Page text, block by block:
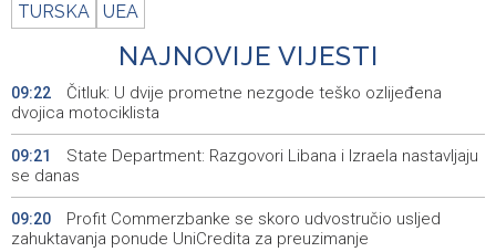
TURSKA UEA
NAJNOVIJE VIJESTI
09:22
Čitluk: U dvije prometne nezgode teško ozlijeđena
dvojica motociklista
09:21
State Department: Razgovori Libana i Izraela nastavljaju
se danas
09:20
Profit Commerzbanke se skoro udvostručio usljed
zahuktavanja ponude UniCredita za preuzimanje